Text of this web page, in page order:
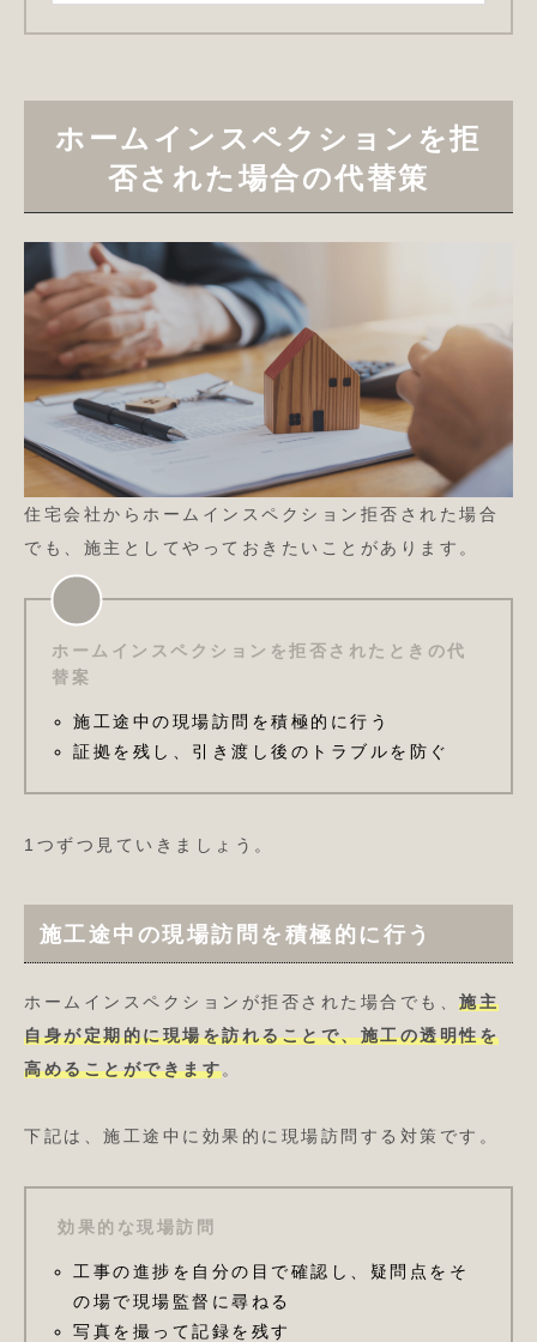
ホームインスペクションを拒
否された場合の代替策
住宅会社からホームインスペクション拒否された場合
でも、施主としてやっておきたいことがあります。
ホームインスペクションを拒否されたときの代
替案
施工途中の現場訪問を積極的に行う
証拠を残し、引き渡し後のトラブルを防ぐ
1つずつ見ていきましょう。
施工途中の現場訪問を積極的に行う
ホームインスペクションが拒否された場合でも、 施主
自身が定期的に現場を訪れることで、施工の透明性を
高めることができます。
下記は、施工途中に効果的に現場訪問する対策です。
効果的な現場訪問
工事の進捗を自分の目で確認し、疑問点をそ
の場で現場監督に尋ねる
写真を撮って記録を残す